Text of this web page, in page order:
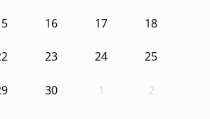
16 17 18
23 24 25
30 1 2